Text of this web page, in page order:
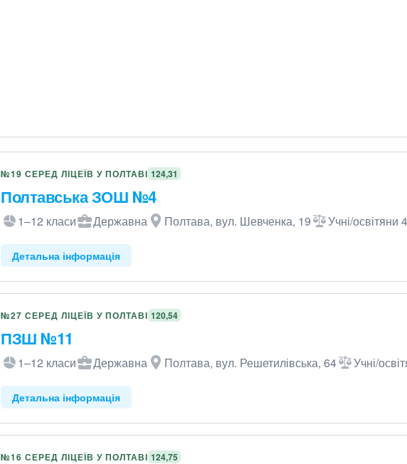
№19 СЕРЕД ЛІЦЕЇВ У ПОЛТАВІ 124,31
Полтавська ЗОШ №4
1–12 класи Державна Полтава, вул. Шевченка, 19 Учні/освітяни
Детальна інформація
№27 СЕРЕД ЛІЦЕЇВ У ПОЛТАВІ 120,54
ПЗШ №11
1–12 класи Державна Полтава, вул. Решетилівська, 64 Учні/
Детальна інформація
№16 СЕРЕД ЛІЦЕЇВ У ПОЛТАВІ 124,75